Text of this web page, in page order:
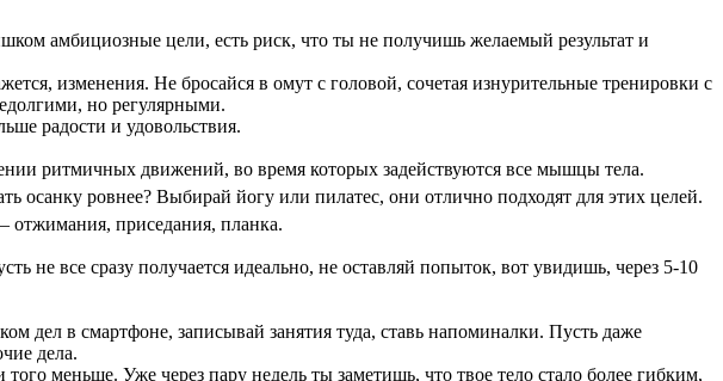
амбициозные цели, есть риск, что ты не получишь желаемый результат и
изменения. Не бросайся в омут с головой, сочетая изнурительные тренировки с
но регулярными.
радости и удовольствия.
ритмичных движений, во время которых задействуются все мышцы тела.
осанку ровнее? Выбирай йогу или пилатес, они отлично подходят для этих целей.
отжимания, приседания, планка.
не все сразу получается идеально, не оставляй попыток, вот увидишь, через 5-10
дел в смартфоне, записывай занятия туда, ставь напоминалки. Пусть даже
дела.
меньше. Уже через пару недель ты заметишь, что твое тело стало более гибким,